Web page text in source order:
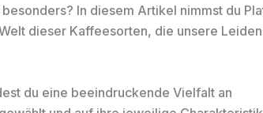
In diesem Artikel nimmst du
dieser Kaffeesorten, die unsere
du eine beeindruckende Vielfalt an